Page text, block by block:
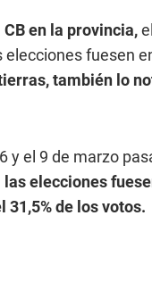
en la provincia,
fuesen
también lo
y el 9 de marzo
elecciones
de los votos.